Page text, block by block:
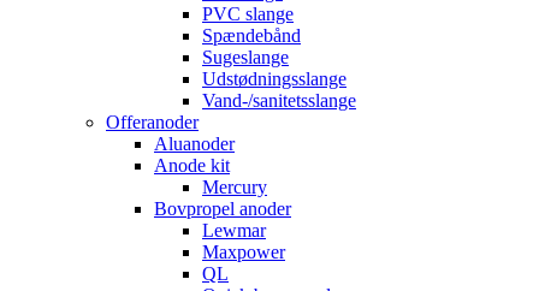
PVC slange
Spændebånd
Sugeslange
Udstødningsslange
Vand-/sanitetsslange
Offeranoder
Aluanoder
Anode kit
Mercury
Bovpropel anoder
Lewmar
Maxpower
QL